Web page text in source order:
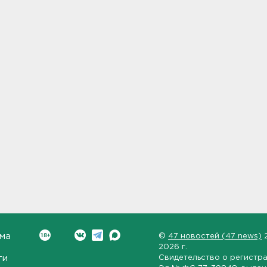
© 47 новостей (47 news)
2026 г.
Свидетельство о